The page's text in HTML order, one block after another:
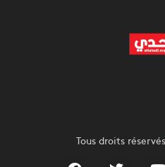
Tous droits réservés